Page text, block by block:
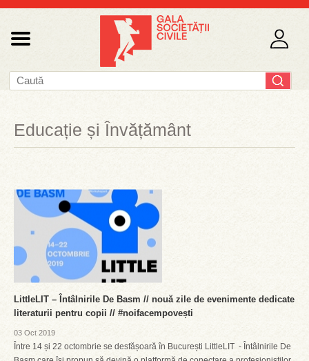
Educație și Învățământ
LittleLIT – Întâlnirile De Basm // nouă zile de evenimente dedicate
literaturii pentru copii // #noifacempovești
03 Oct 2019
Între 14 și 22 octombrie se desfășoară în București LittleLIT - Întâlnirile De